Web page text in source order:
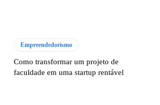
Empreendedorismo
Como transformar um projeto de
faculdade em uma startup rentável